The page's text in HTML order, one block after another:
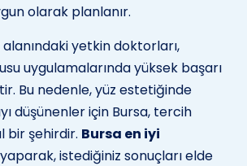
olarak planlanır.
yetkin doktorları,
uygulamalarında yüksek başarı
Bu nedenle, yüz estetiğinde
düşünenler için Bursa, tercih
bir şehirdir. Bursa en iyi
istediğiniz sonuçları elde